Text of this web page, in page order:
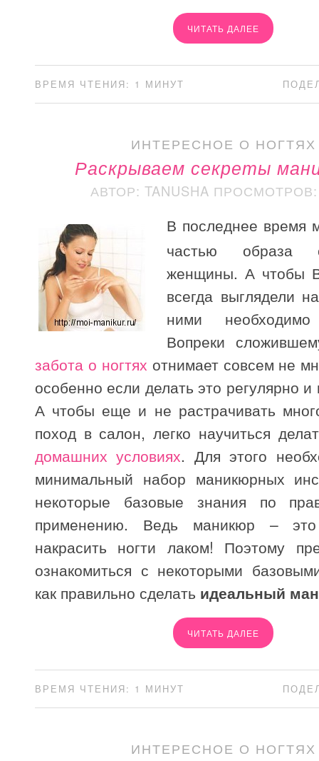
ЧИТАТЬ ДАЛЕЕ
ВРЕМЯ ЧТЕНИЯ: 1 МИНУТ
ИНТЕРЕСНОЕ О НОГТЯХ
Раскрываем секреты
АВТОР: TANUSHA ПРОСМОТРОВ:
В последнее время
частью образа
женщины. А чтобы
всегда выглядели
ними необходимо
Вопреки
забота о ногтях отнимает совсем не
особенно если делать это регулярно и
А чтобы еще и не растрачивать
поход в салон, легко научиться
домашних условиях. Для этого
минимальный набор маникюрных
некоторые базовые знания по
применению. Ведь маникюр –
накрасить ногти лаком! Поэтому
ознакомиться с некоторыми
как правильно сделать идеальный
ЧИТАТЬ ДАЛЕЕ
ВРЕМЯ ЧТЕНИЯ: 1 МИНУТ
ИНТЕРЕСНОЕ О НОГТЯХ